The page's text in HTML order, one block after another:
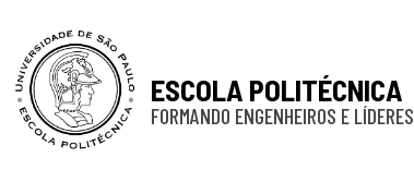
ESCOLA POLITÉCNICA
FORMANDO ENGENHEIROS E LÍDERES